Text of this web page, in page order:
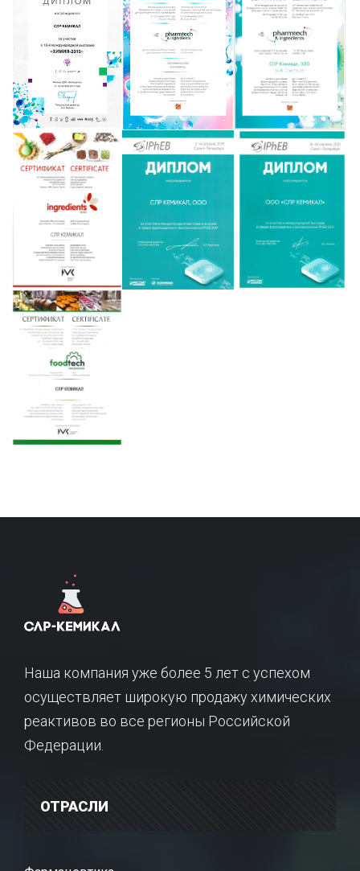
Наша компания уже более 5 лет с успехом
осуществляет широкую продажу химических
реактивов во все регионы Российской
Федерации.
ОТРАСЛИ